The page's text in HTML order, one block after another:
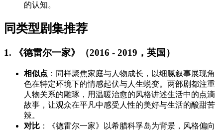
的认知。
同类型剧集推荐
1. 《德雷尔一家》（2016 - 2019，英国）
相似点 ：同样聚焦家庭与人物成长，以细腻叙事展现角
色在特定环境下的情感起伏与人生蜕变。两部剧都注重
人物关系的雕琢，用温暖治愈的风格讲述生活中的点滴
故事，让观众在平凡中感受人性的美好与生活的酸甜苦
辣。
对比 ：《德雷尔一家》以希腊科孚岛为背景，风格偏向